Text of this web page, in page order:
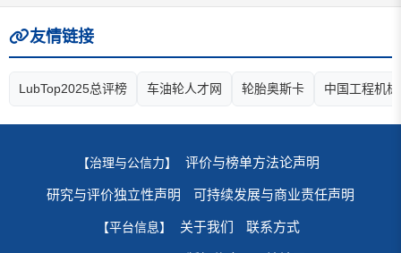
友情链接
LubTop2025总评榜 车油轮人才网 轮胎奥斯卡 中国工程机
【治理与公信力】 评价与榜单方法论声明
研究与评价独立性声明 可持续发展与商业责任声明
【平台信息】 关于我们 联系方式